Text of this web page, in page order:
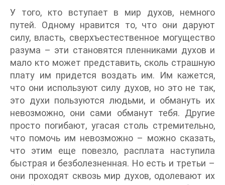
У того, кто вступает в мир духов, немного
путей. Одному нравится то, что они даруют
силу, власть, сверхъестественное могущество
разума – эти становятся пленниками духов и
мало кто может представить, сколь страшную
плату им придется воздать им. Им кажется,
что они используют силу духов, но это не так,
это духи пользуются людьми, и обмануть их
невозможно, они сами обманут тебя. Другие
просто погибают, угасая столь стремительно,
что помочь им невозможно – можно сказать,
что этим еще повезло, расплата наступила
быстрая и безболезненная. Но есть и третьи –
они проходят сквозь мир духов, одолевают их